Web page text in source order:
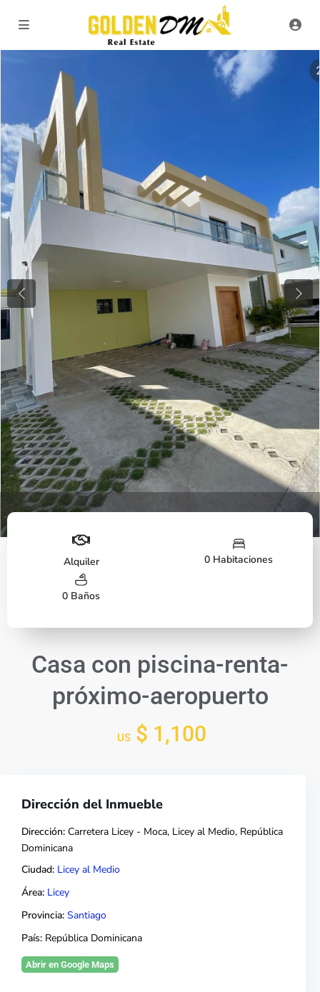
Previous
Fachada
Next
Alquiler 0 Habitaciones
0 Baños
Casa con piscina-renta-
próximo-aeropuerto
US $ 1,100
Dirección del Inmueble
Dirección: Carretera Licey - Moca, Licey al Medio, República
Dominicana
Ciudad: Licey al Medio
Área: Licey
Provincia: Santiago
País: República Dominicana
Abrir en Google Maps